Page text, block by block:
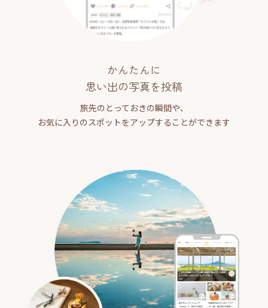
かんたんに
思い出の写真を投稿
旅先のとっておきの瞬間や、
お気に入りのスポットをアップすることができます